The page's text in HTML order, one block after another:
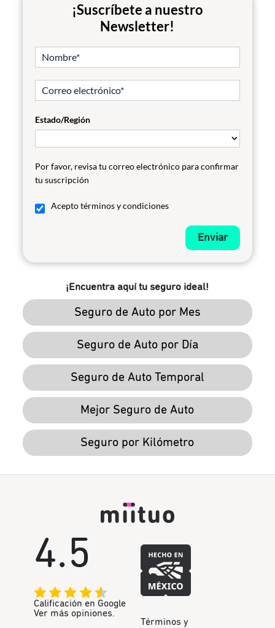
¡Suscríbete a nuestro
Newsletter!
Estado/Región
Por favor, revisa tu correo electrónico para confirmar
tu suscripción
Acepto términos y condiciones
Enviar
¡Encuentra aquí tu seguro ideal!
Seguro de Auto por Mes
Seguro de Auto por Día
Seguro de Auto Temporal
Mejor Seguro de Auto
Seguro por Kilómetro
4.5
Calificación en Google
Ver más opiniones.
Términos y